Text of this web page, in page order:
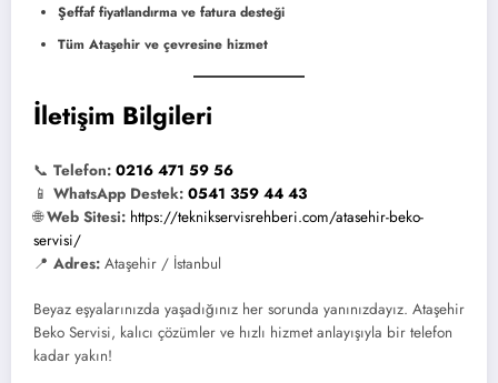
Şeffaf fiyatlandırma ve fatura desteği
Tüm Ataşehir ve çevresine hizmet
İletişim Bilgileri
📞 Telefon: 0216 471 59 56
📱 WhatsApp Destek: 0541 359 44 43
🌐Web Sitesi: https://teknikservisrehberi.com/atasehir-beko-
servisi/
📍 Adres: Ataşehir / İstanbul
Beyaz eşyalarınızda yaşadığınız her sorunda yanınızdayız. Ataşehir
Beko Servisi, kalıcı çözümler ve hızlı hizmet anlayışıyla bir telefon
kadar yakın!